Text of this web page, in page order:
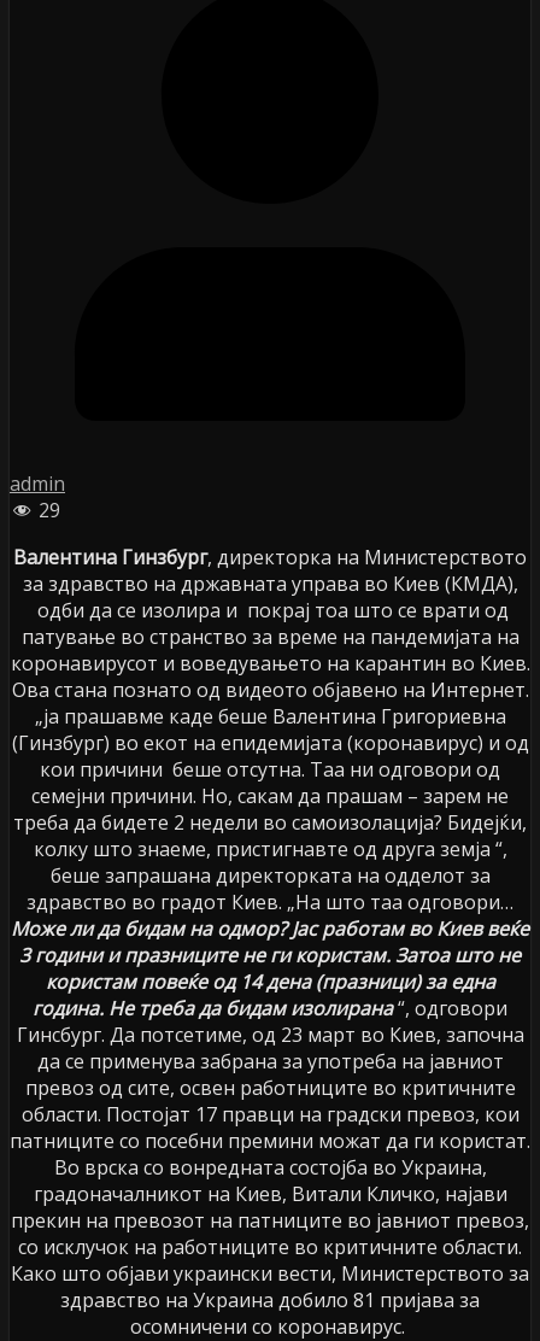
admin
29
Валентина Гинзбург, директорка на Министерството
за здравство на државната управа во Киев (КМДА),
одби да се изолира и покрај тоа што се врати од
патување во странство за време на пандемијата на
коронавирусот и воведувањето на карантин во Киев.
Ова стана познато од видеото објавено на Интернет.
„ја прашавме каде беше Валентина Григориевна
(Гинзбург) во екот на епидемијата (коронавирус) и од
кои причини беше отсутна. Таа ни одговори од
семејни причини. Но, сакам да прашам – зарем не
треба да бидете 2 недели во самоизолација? Бидејќи,
колку што знаеме, пристигнавте од друга земја “,
беше запрашана директорката на одделот за
здравство во градот Киев. „На што таа одговори…
Може ли да бидам на одмор? Јас работам во Киев веќе
3 години и празниците не ги користам. Затоа што не
користам повеќе од 14 дена (празници) за една
година. Не треба да бидам изолирана“, одговори
Гинсбург. Да потсетиме, од 23 март во Киев, започна
да се применува забрана за употреба на јавниот
превоз од сите, освен работниците во критичните
области. Постојат 17 правци на градски превоз, кои
патниците со посебни премини можат да ги користат.
Во врска со вонредната состојба во Украина,
градоначалникот на Киев, Витали Кличко, најави
прекин на превозот на патниците во јавниот превоз,
со исклучок на работниците во критичните области.
Како што објави украински вести, Министерството за
здравство на Украина добило 81 пријава за
осомничени со коронавирус.